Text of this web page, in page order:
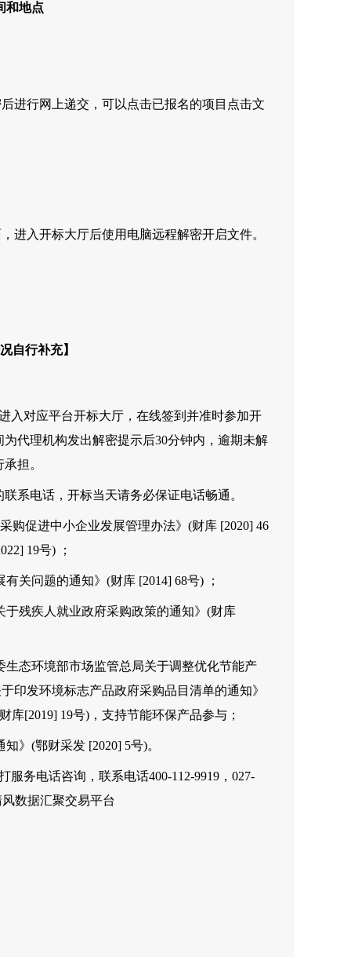
和地点
进行网上递交，可以点击已报名的项目点击文
进入开标大厅后使用电脑远程解密开启文件。
自行补充】
入对应平台开标大厅，在线签到并准时参加开
代理机构发出解密提示后30分钟内，逾期未解
担。
系电话，开标当天请务必保证电话畅通。
购促进中小企业发展管理办法》(财库 [2020] 46
19号) ；
关问题的通知》(财库 [2014] 68号) ；
于残疾人就业政府采购政策的通知》(财库
态环境部市场监管总局关于调整优化节能产
印发环境标志产品政府采购品目清单的通知》
库[2019] 19号)，支持节能环保产品参与；
》(鄂财采发 [2020] 5号)。
务电话咨询，联系电话400-112-9919，027-
数据汇聚交易平台